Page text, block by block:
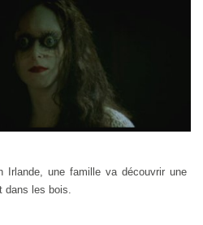
Irlande, une famille va découvrir une
dans les bois.